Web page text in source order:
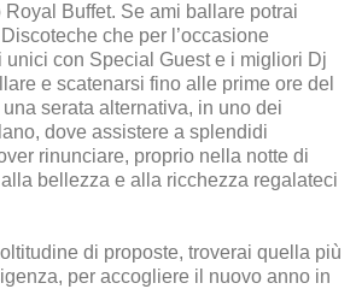
Buffet. Se ami ballare potrai
che per l’occasione
unici con Special Guest e i migliori Dj
e scatenarsi fino alle prime ore del
serata alternativa, in uno dei
dove assistere a splendidi
rinunciare, proprio nella notte di
alla bellezza e alla ricchezza regalateci
di proposte, troverai quella più
per accogliere il nuovo anno in